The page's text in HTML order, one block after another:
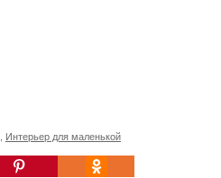
Интерьер для маленькой